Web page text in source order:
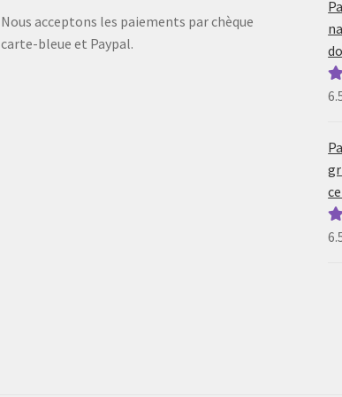
Nous acceptons les paiements par chèque
carte-bleue et Paypal.